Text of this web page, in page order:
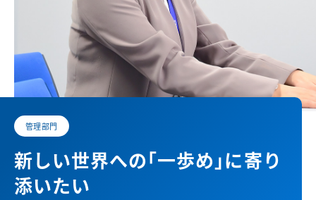
管理部門
新しい世界への｢一歩め｣に寄り
添いたい